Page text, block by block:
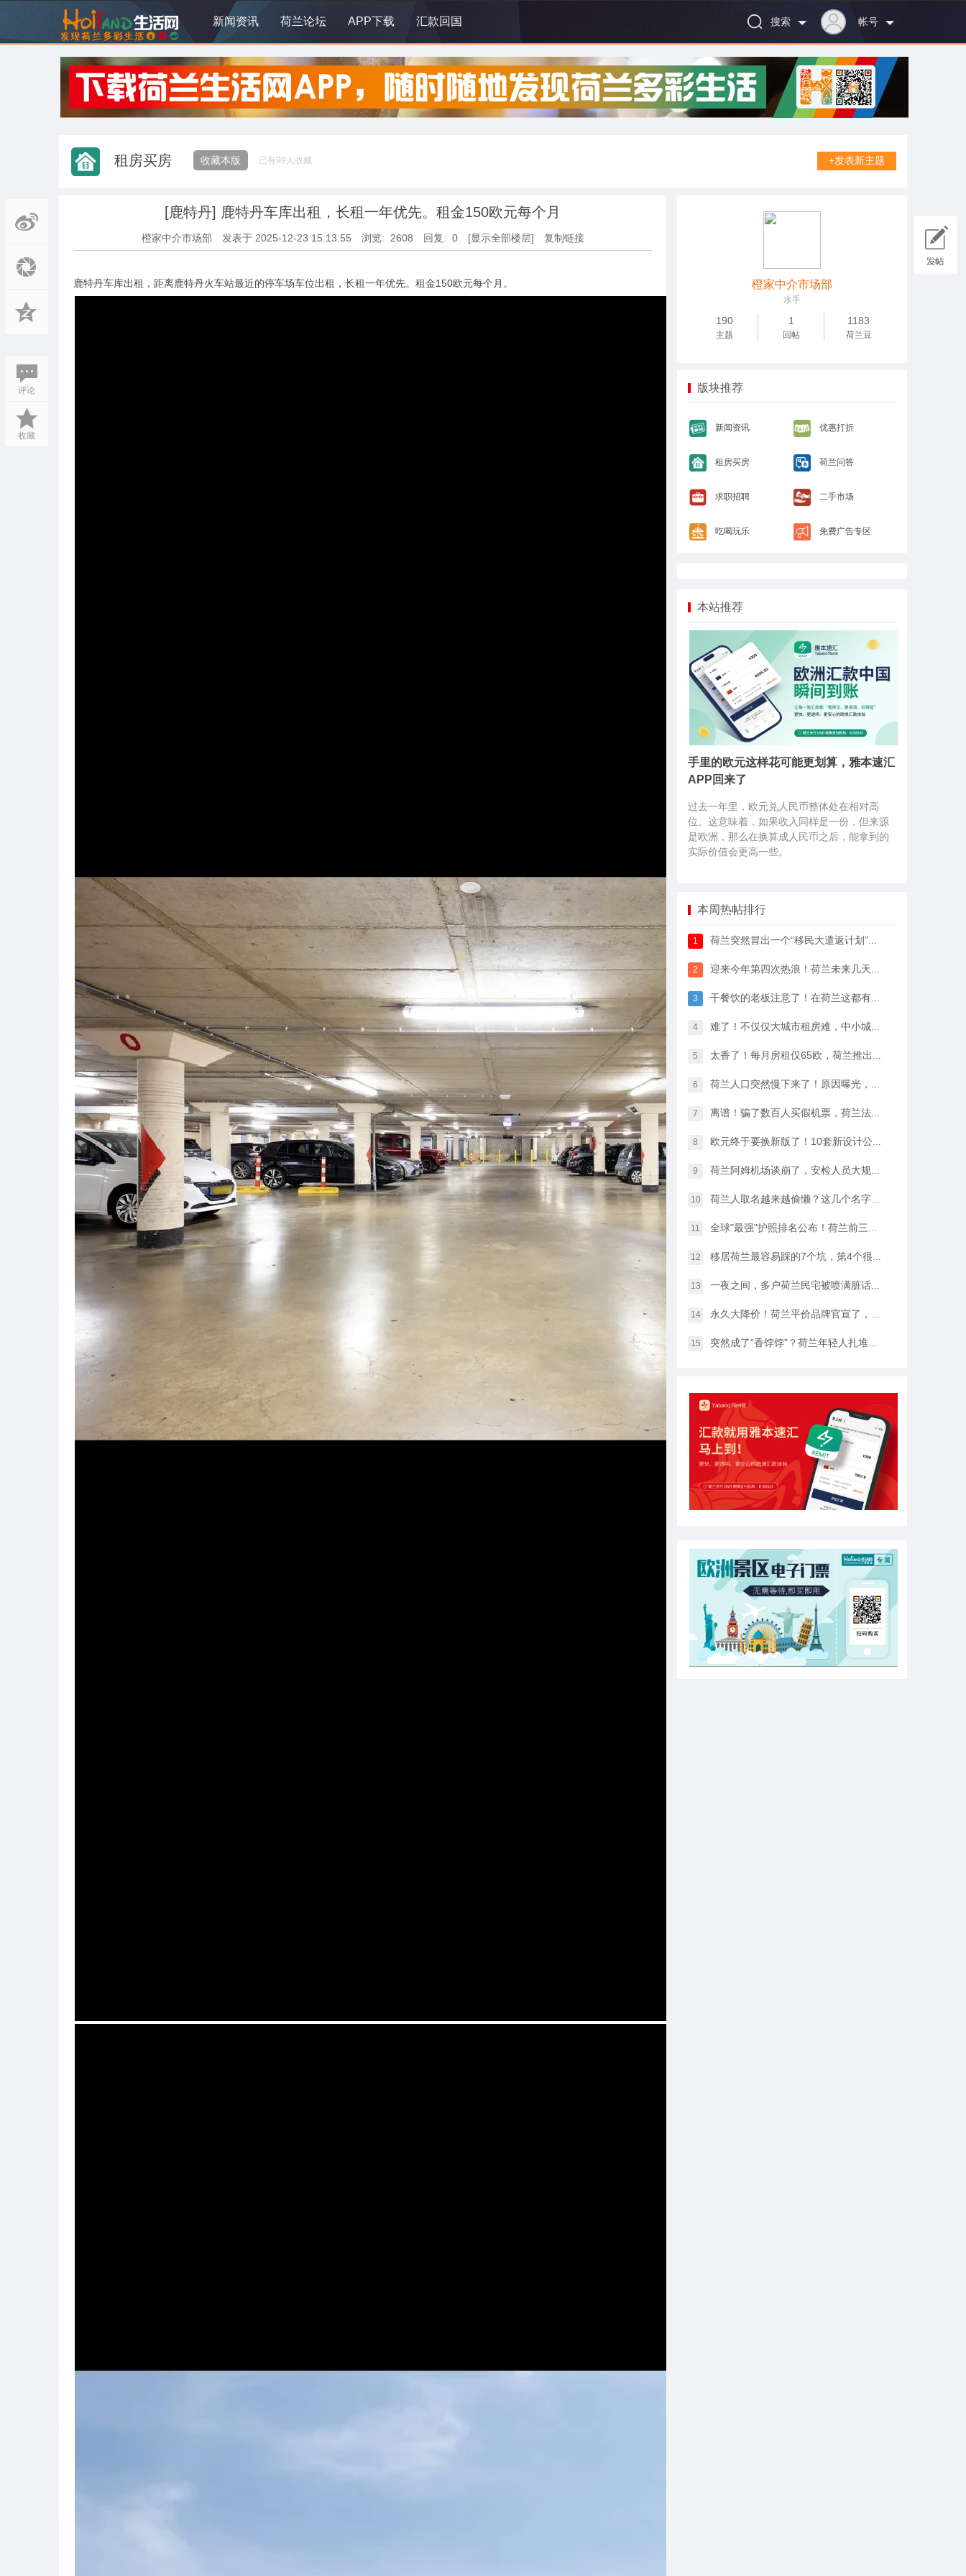
新闻资讯 荷兰论坛 APP下载 汇款回国 帐号
搜索
租房买房 收藏本版 已有99 人收藏 +发表新主题
评论
收藏
[鹿特丹] 鹿特丹车库出租，长租一年优先。租金150欧元每个月
橙家中介市场部 发表于 2025-12-23 15:13:55 浏览: 2608 回复: 0 [显示全部楼层] 复制链接
鹿特丹车库出租，距离鹿特丹火车站最近的停车场车位出租，长租一年优先。租金150欧元每个月。 橙家中介市场部
水手
190
主题
1
回帖
1183
荷兰豆
版块推荐
新闻资讯 优惠打折
租房买房 荷兰问答
求职招聘 二手市场
吃喝玩乐 免费广告专区
本站推荐
手里的欧元这样花可能更划算，雅本速汇
APP回来了
过去一年里，欧元兑人民币整体处在相对高
位。这意味着，如果收入同样是一份，但来源
是欧洲，那么在换算成人民币之后，能拿到的
实际价值会更高一些。
本周热帖排行
1 荷兰突然冒出一个“移民大遣返计划”，64万人已经签字支持
2 迎来今年第四次热浪！荷兰未来几天最高33℃，八月中开始…
3 干餐饮的老板注意了！在荷兰这都有人偷，全过程很淡定
4 难了！不仅仅大城市租房难，中小城市的房租开始暴涨
5 太香了！每月房租仅65欧，荷兰推出学生住宿优惠福利…
6 荷兰人口突然慢下来了！原因曝光，不是因为没人生孩子
7 离谱！骗了数百人买假机票，荷兰法院竟然没判他坐牢
8 欧元终于要换新版了！10套新设计公布，你最喜欢哪一款？
9 荷兰阿姆机场谈崩了，安检人员大规模停工越来越近…
10 荷兰人取名越来越偷懒？这几个名字几乎满大街都是
11 全球"最强"护照排名公布！荷兰前三，中国护照进步很大
12 移居荷兰最容易踩的7个坑，第4个很多人都会中招…
13 一夜之间，多户荷兰民宅被喷满脏话，只因支持难民…
14 永久大降价！荷兰平价品牌官宣了，将硬扛Temu和SHEIN
15 突然成了“香饽饽”？荷兰年轻人扎堆当老师，发生了什么？